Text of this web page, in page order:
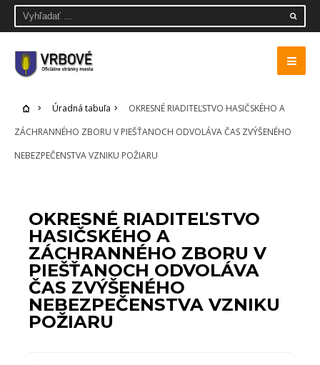
Úradná tabuľa
OKRESNÉ RIADITEĽSTVO HASIČSKÉHO A
ZÁCHRANNÉHO ZBORU V PIEŠŤANOCH ODVOLÁVA ČAS ZVÝŠENÉHO
NEBEZPEČENSTVA VZNIKU POŽIARU
OKRESNÉ RIADITEĽSTVO
HASIČSKÉHO A
ZÁCHRANNÉHO ZBORU V
PIEŠŤANOCH ODVOLÁVA
ČAS ZVÝŠENÉHO
NEBEZPEČENSTVA VZNIKU
POŽIARU